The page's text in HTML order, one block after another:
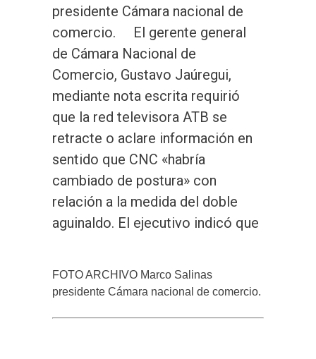
presidente Cámara nacional de
comercio. El gerente general
de Cámara Nacional de
Comercio, Gustavo Jaúregui,
mediante nota escrita requirió
que la red televisora ATB se
retracte o aclare información en
sentido que CNC «habría
cambiado de postura» con
relación a la medida del doble
aguinaldo. El ejecutivo indicó que
FOTO ARCHIVO Marco Salinas
presidente Cámara nacional de comercio.